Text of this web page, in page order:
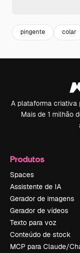
pingente colar
A plataforma criativa
Mais de 1 milhão
Produtos
Spaces
Assistente de IA
Gerador de imagens
Gerador de vídeos
Texto para voz
Conteúdo de stock
MCP para Claude/